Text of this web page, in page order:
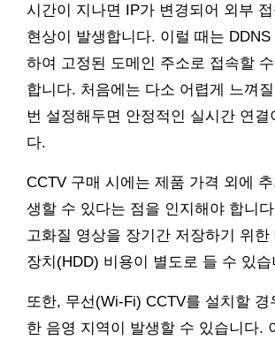
시간이 지나면 IP가 변경되어 외부
현상이 발생합니다. 이럴 때는 DDNS
하여 고정된 도메인 주소로 접속할
합니다. 처음에는 다소 어렵게 느껴
번 설정해두면 안정적인 실시간 연결
다.
CCTV 구매 시에는 제품 가격 외에
생할 수 있다는 점을 인지해야 합니
고화질 영상을 장기간 저장하기 위한
장치(HDD) 비용이 별도로 들 수 있습
또한, 무선(Wi-Fi) CCTV를 설치할 경
한 음영 지역이 발생할 수 있습니다.